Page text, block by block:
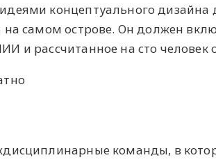
концептуального дизайна
на самом острове. Он должен
и рассчитанное на сто человек
команды, в